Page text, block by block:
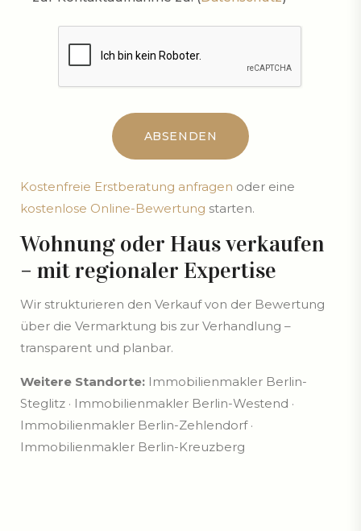
Kostenfreie Erstberatung anfragen oder eine
kostenlose Online-Bewertung starten.
Wohnung oder Haus verkaufen
– mit regionaler Expertise
Wir strukturieren den Verkauf von der Bewertung
über die Vermarktung bis zur Verhandlung –
transparent und planbar.
Weitere Standorte: Immobilienmakler Berlin-
Steglitz · Immobilienmakler Berlin-Westend ·
Immobilienmakler Berlin-Zehlendorf ·
Immobilienmakler Berlin-Kreuzberg